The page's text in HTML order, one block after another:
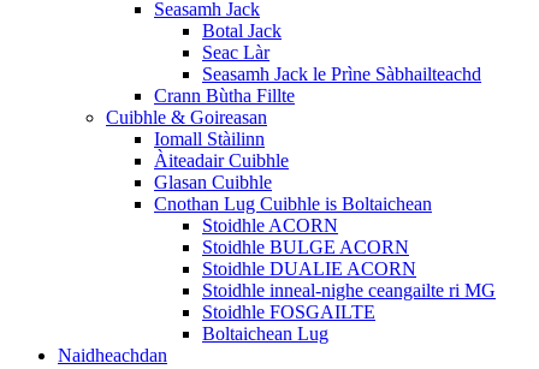
Seasamh Jack
Botal Jack
Seac Làr
Seasamh Jack le Prìne Sàbhailteachd
Crann Bùtha Fillte
Cuibhle & Goireasan
Iomall Stàilinn
Àiteadair Cuibhle
Glasan Cuibhle
Cnothan Lug Cuibhle is Boltaichean
Stoidhle ACORN
Stoidhle BULGE ACORN
Stoidhle DUALIE ACORN
Stoidhle inneal-nighe ceangailte ri MG
Stoidhle FOSGAILTE
Boltaichean Lug
Naidheachdan